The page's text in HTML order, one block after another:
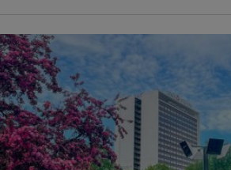
Toompark, Tallinn
Kesklinn
TripAdvisor Traveler hinnang
põhineb58 hinnangul
Loe rohkem arvustusi TripAdvisorist